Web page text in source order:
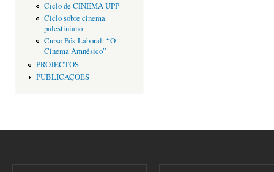
Ciclo de CINEMA UPP
Ciclo sobre cinema
palestiniano
Curso Pós-Laboral: “O
Cinema Amnésico”
PROJECTOS
PUBLICAÇÕES